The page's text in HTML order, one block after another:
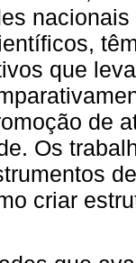
que
de
Os
criar